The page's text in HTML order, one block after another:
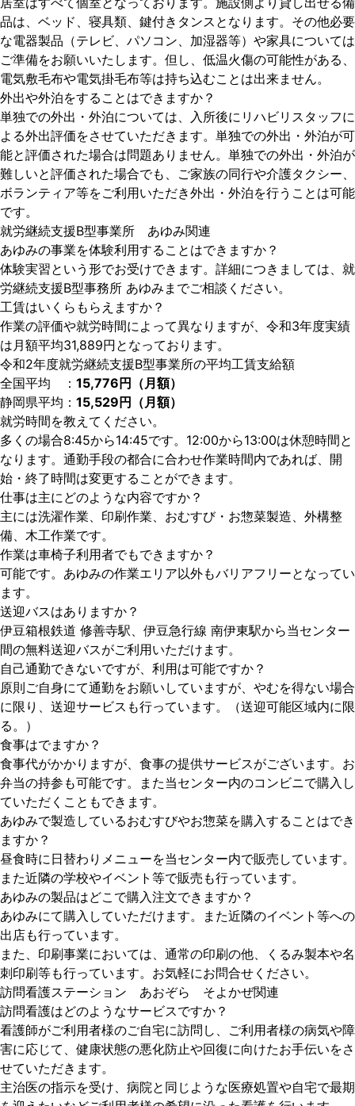
品は、ベッド、寝具類、鍵付きタンスとなります。その他必要
な電器製品（テレビ、パソコン、加湿器等）や家具については
ご準備をお願いいたします。但し、低温火傷の可能性がある、
電気敷毛布や電気掛毛布等は持ち込むことは出来ません。
外出や外泊をすることはできますか？
単独での外出・外泊については、入所後にリハビリスタッフに
よる外出評価をさせていただきます。単独での外出・外泊が可
能と評価された場合は問題ありません。単独での外出・外泊が
難しいと評価された場合でも、ご家族の同行や介護タクシー、
ボランティア等をご利用いただき外出・外泊を行うことは可能
です。
就労継続支援B型事業所 あゆみ関連
あゆみの事業を体験利用することはできますか？
体験実習という形でお受けできます。詳細につきましては、就
労継続支援B型事務所 あゆみまでご相談ください。
工賃はいくらもらえますか？
作業の評価や就労時間によって異なりますが、令和3年度実績
は月額平均31,889円となっております。
令和2年度就労継続支援B型事業所の平均工賃支給額
全国平均 ： 15,776円（月額）
静岡県平均： 15,529円（月額）
就労時間を教えてください。
多くの場合8:45から14:45です。12:00から13:00は休憩時間と
なります。通勤手段の都合に合わせ作業時間内であれば、開
始・終了時間は変更することができます。
仕事は主にどのような内容ですか？
主には洗濯作業、印刷作業、おむすび・お惣菜製造、外構整
備、木工作業です。
作業は車椅子利用者でもできますか？
可能です。あゆみの作業エリア以外もバリアフリーとなってい
ます。
送迎バスはありますか？
伊豆箱根鉄道 修善寺駅、伊豆急行線 南伊東駅から当センター
間の無料送迎バスがご利用いただけます。
自己通勤できないですが、利用は可能ですか？
原則ご自身にて通勤をお願いしていますが、やむを得ない場合
に限り、送迎サービスも行っています。（送迎可能区域内に限
る。）
食事はでますか？
食事代がかかりますが、食事の提供サービスがございます。お
弁当の持参も可能です。また当センター内のコンビニで購入し
ていただくこともできます。
あゆみで製造しているおむすびやお惣菜を購入することはでき
ますか？
昼食時に日替わりメニューを当センター内で販売しています。
また近隣の学校やイベント等で販売も行っています。
あゆみの製品はどこで購入注文できますか？
あゆみにて購入していただけます。また近隣のイベント等への
出店も行っています。
また、印刷事業においては、通常の印刷の他、くるみ製本や名
刺印刷等も行っています。お気軽にお問合せください。
訪問看護ステーション あおぞら そよかぜ関連
訪問看護はどのようなサービスですか？
看護師がご利用者様のご自宅に訪問し、ご利用者様の病気や障
害に応じて、健康状態の悪化防止や回復に向けたお手伝いをさ
せていただきます。
主治医の指示を受け、病院と同じような医療処置や自宅で最期